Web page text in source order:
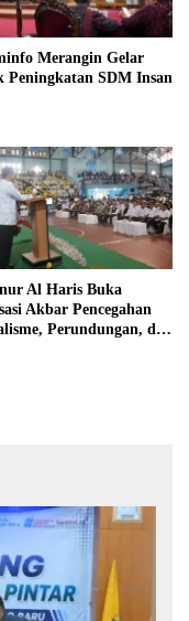
Merangin Gelar
Peningkatan SDM Insan
Al Haris Buka
Akbar Pencegahan
Perundungan, dan